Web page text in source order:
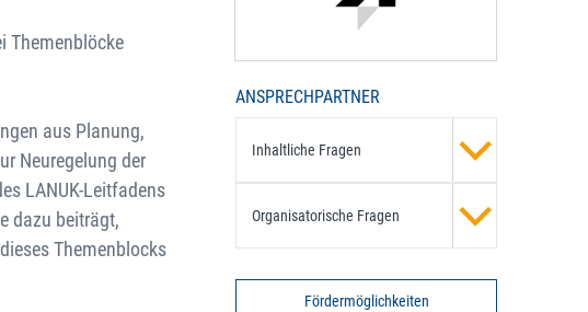
Themenblöcke
aus Planung,
Neuregelung der
LANUK-Leitfadens
dazu beiträgt,
Themenblocks
ANSPRECHPARTNER
Inhaltliche Fragen
Organisatorische Fragen
Fördermöglichkeiten